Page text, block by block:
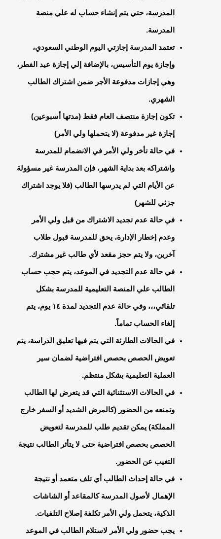
المدرسة، حتي يتم إنشاء حساب له علي منصة
المدرسة.
تعتمد المدرسة إجازتي اليوم الوطني السعودي،
وإجازة يوم التأسيس، بالإضافة إلي إجازة عيد الفطر،
وهي إجازات مدفوعة الأجر ضمن اشتراك الطالب
الشهري.
تكون إجازة منتصف العام فقط (مدتها أسبوعين)
إجازة غير مدفوعة (لا يتحملها ولي الأمر)
في حالة تأخر ولي الأمر في الانضمام للمدرسة
واشتراكه بعد بداية الشهر، فإن المدرسة غير مسؤولة
عن الأيام التي لم يدرسها الطالب (فلا يوجد اشتراك
جزئي للشهر)
في حالة عدم تجديد الاشتراك من قبل ولي الأمر
وعدم إخطار الإدارة، يحق للمدرسة قبول طلاب
آخرين، ولا يتم حجز مقعد لأي طالب غير مشترك.
في حالة عدم التجديد في الموعد، يتم حجب حساب
الطالب علي المنصة التعليمية للمدرسة بشكل
تلقائي،،، وفي حالة عدم التجديد لمدة ١٤ يوم، يتم
إلغاء الحساب تماماً.
في الحالات الطارئة التي يتم فيها تعليق الدراسة، يتم
تعويض الحصص بحصص افتراضية لضمان سير
العملية التعليمية بشكل منتظم.
في الحالات الاستثنائية التي قد يتعرض لها الطالب
وتمنعه من الحضور (كالمرض الشديد أو السفر خارج
المملكة) يمكن تقديم طلب للمدرسة لتعويض
الحصص بحصص افتراضية حتى لا يتأثر الطالب نتيجة
التغيب عن الحضور.
في حالة إحداث الطالب أي تلف متعمد أو نتيجة
الإهمال لأصول المدرسة كالمقاعد أو الشاشات
الذكية، يتحمل ولي الأمر تكلفة إصلاح التلفيات.
يجب حضور ولي الأمر لاستلام الطالب في الموعد